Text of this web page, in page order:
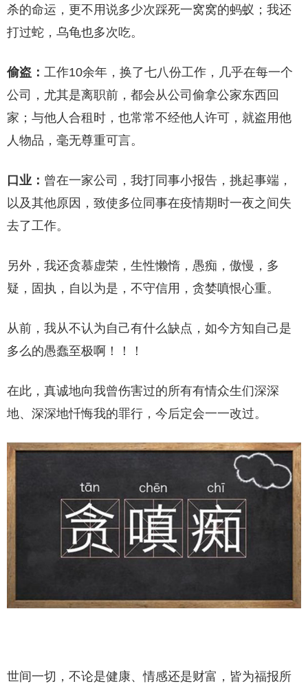
杀的命运，更不用说多少次踩死一窝窝的蚂蚁；我还
打过蛇，乌龟也多次吃。
偷盗： 工作10余年，换了七八份工作，几乎在每一个
公司，尤其是离职前，都会从公司偷拿公家东西回
家；与他人合租时，也常常不经他人许可，就盗用他
人物品，毫无尊重可言。
口业： 曾在一家公司，我打同事小报告，挑起事端，
以及其他原因，致使多位同事在疫情期时一夜之间失
去了工作。
另外，我还贪慕虚荣，生性懒惰，愚痴，傲慢，多
疑，固执，自以为是，不守信用，贪婪嗔恨心重。
从前，我从不认为自己有什么缺点，如今方知自己是
多么的愚蠢至极啊！！！
在此，真诚地向我曾伤害过的所有有情众生们深深
地、深深地忏悔我的罪行，今后定会一一改过。
世间一切，不论是健康、情感还是财富，皆为福报所